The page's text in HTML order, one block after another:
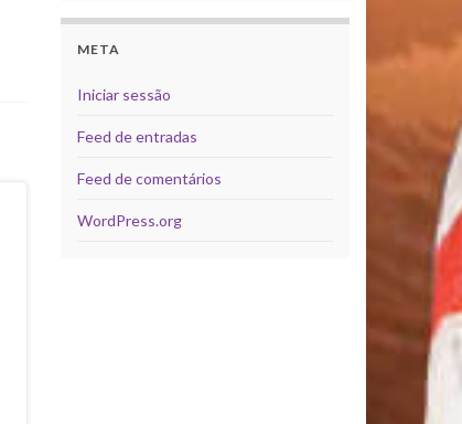
META
Iniciar sessão
Feed de entradas
Feed de comentários
WordPress.org